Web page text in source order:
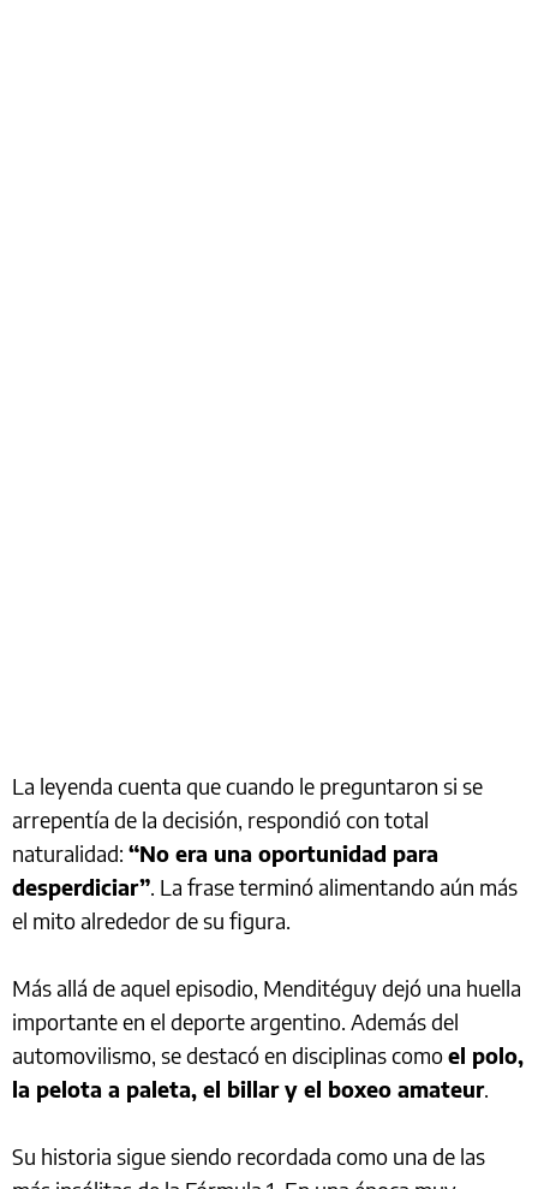
La leyenda cuenta que cuando le preguntaron si se
arrepentía de la decisión, respondió con total
naturalidad: “No era una oportunidad para
desperdiciar”. La frase terminó alimentando aún más
el mito alrededor de su figura.
Más allá de aquel episodio, Menditéguy dejó una huella
importante en el deporte argentino. Además del
automovilismo, se destacó en disciplinas comoel polo,
la pelota a paleta, el billar y el boxeo amateur.
Su historia sigue siendo recordada como una de las